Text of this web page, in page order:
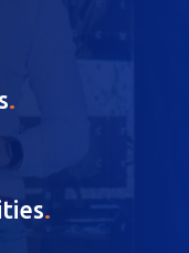
.
.